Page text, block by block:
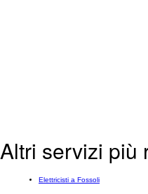
Altri servizi più
Elettricisti a Fossoli